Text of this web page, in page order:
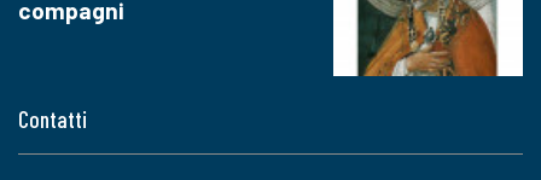
Contatti
compagni